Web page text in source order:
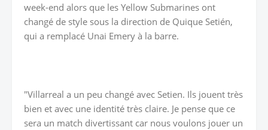
week-end alors que les Yellow Submarines ont
changé de style sous la direction de Quique Setién,
qui a remplacé Unai Emery à la barre.
"Villarreal a un peu changé avec Setien. Ils jouent très
bien et avec une identité très claire. Je pense que ce
sera un match divertissant car nous voulons jouer un